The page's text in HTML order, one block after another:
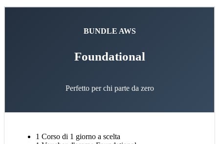
BUNDLE AWS
Foundational
Perfetto per chi parte da zero
1 Corso di 1 giorno a scelta